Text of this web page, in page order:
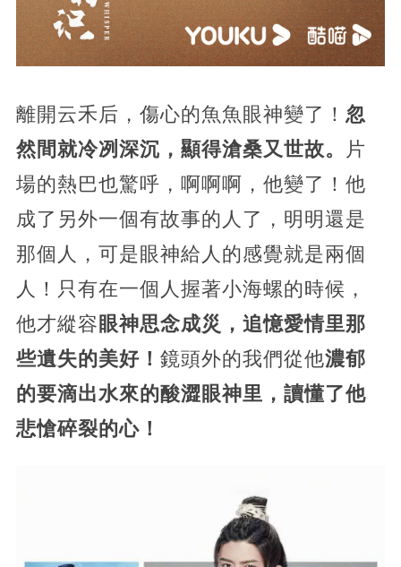
離開云禾后，傷心的魚魚眼神變了！ 忽
然間就冷冽深沉，顯得滄桑又世故。
片
場的熱巴也驚呼，啊啊啊，他變了！他
成了另外一個有故事的人了，明明還是
那個人，可是眼神給人的感覺就是兩個
人！只有在一個人握著小海螺的時候，
他才縱容 眼神思念成災，追憶愛情里那
些遺失的美好！ 鏡頭外的我們從他濃郁
的要滴出水來的酸澀眼神里，讀懂了他
悲愴碎裂的心！